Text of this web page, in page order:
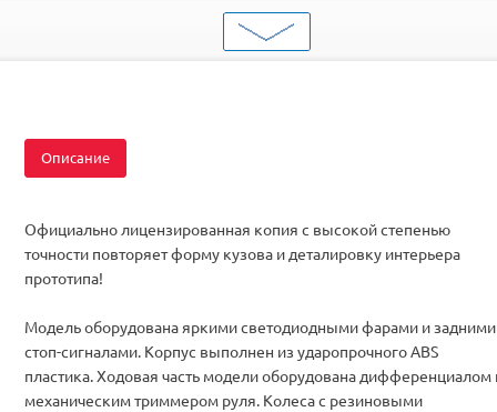
Описание
Официально лицензированная копия с высокой степенью
точности повторяет форму кузова и деталировку интерьера
прототипа!
Модель оборудована яркими светодиодными фарами и задними
стоп-сигналами. Корпус выполнен из ударопрочного ABS
пластика. Ходовая часть модели оборудована дифференциалом
механическим триммером руля. Колеса с резиновыми